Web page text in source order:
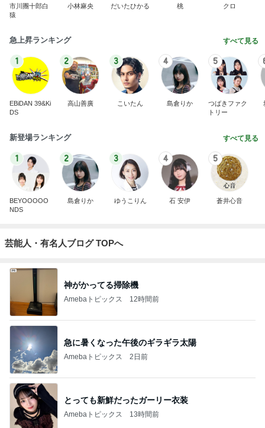
市川團十郎白
猿
小林麻央 だいたひかる 桃 クロ
急上昇ランキング すべて見る
1
EBiDAN 39&Ki
DS
2
高山善廣
3
こいたん
4
島倉りか
5
つばきファク
トリー
新登場ランキング すべて見る
1
BEYOOOOO
NDS
2
島倉りか
3
ゆうこりん
4
石 安伊
5
蒼井心音
芸能人・有名人ブログ TOPへ
神がかってる掃除機
Amebaトピックス 12時間前
急に暑くなった午後のギラギラ太陽
Amebaトピックス 2日前
とっても新鮮だったガーリー衣装
Amebaトピックス 13時間前